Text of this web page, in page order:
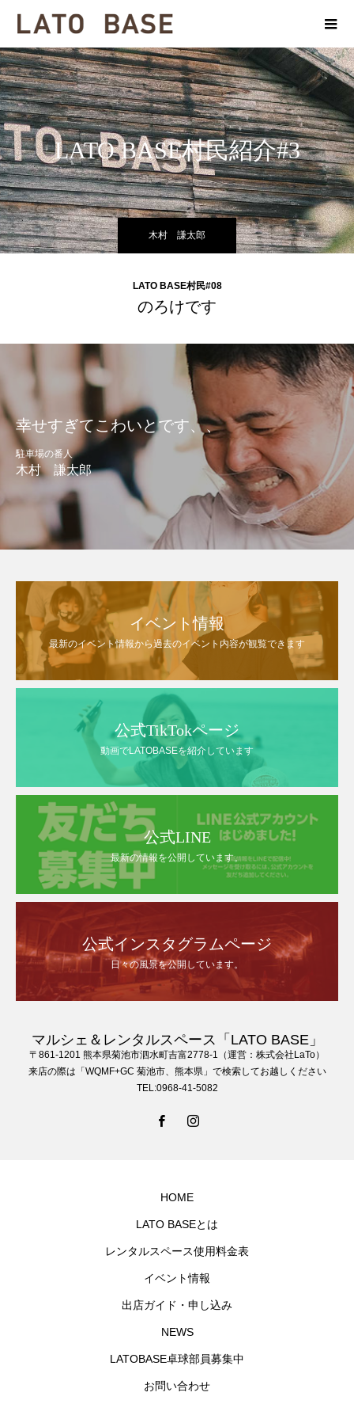
LATO BASE村民紹介#3
木村 謙太郎
LATO BASE村民#08
のろけです
幸せすぎてこわいとです、、
駐車場の番人
木村 謙太郎
イベント情報
最新のイベント情報から過去のイベント内容が観覧できます
公式TikTokページ
動画でLATOBASEを紹介しています
公式LINE
最新の情報を公開しています。
公式インスタグラムページ
日々の風景を公開しています。
マルシェ＆レンタルスペース「LATO BASE」
〒861-1201 熊本県菊池市泗水町吉富2778-1（運営：株式会社LaTo）
来店の際は「WQMF+GC 菊池市、熊本県」で検索してお越しください
TEL:0968-41-5082
HOME
LATO BASEとは
レンタルスペース使用料金表
イベント情報
出店ガイド・申し込み
NEWS
LATOBASE卓球部員募集中
お問い合わせ